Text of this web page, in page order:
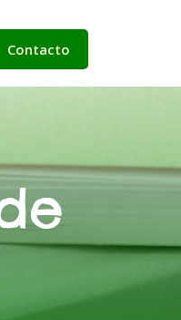
Contacto